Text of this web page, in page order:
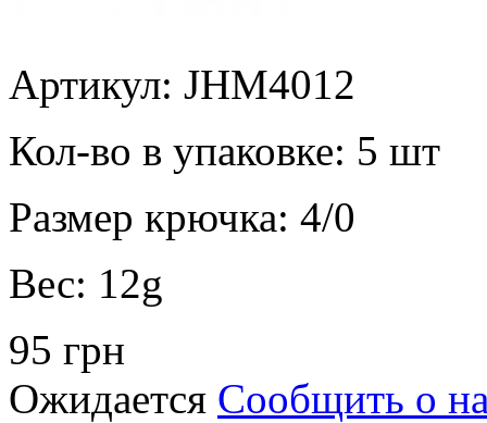
Артикул: JHM4012
Кол-во в упаковке: 5 шт
Размер крючка: 4/0
Вес: 12g
95 грн
Ожидается Сообщить о